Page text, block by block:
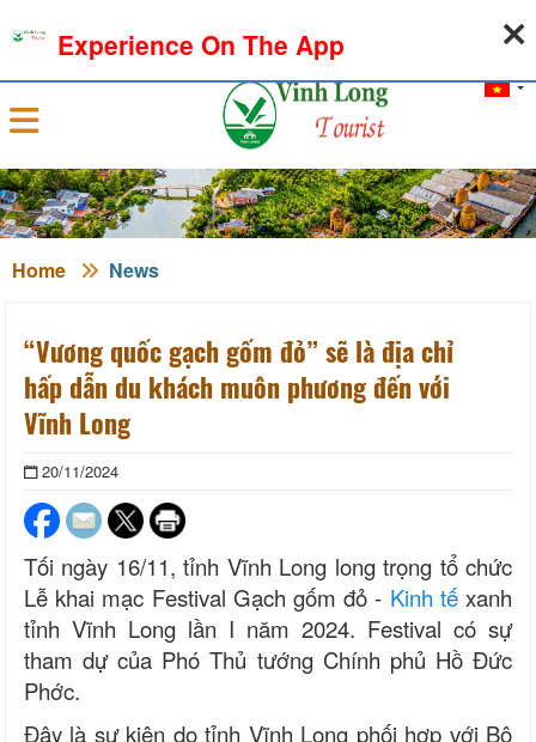
Sign in
Home News
“Vương quốc gạch gốm đỏ” sẽ là địa chỉ
hấp dẫn du khách muôn phương đến với
Vĩnh Long
20/11/2024
Tối ngày 16/11, tỉnh Vĩnh Long long trọng tổ chức
Lễ khai mạc Festival Gạch gốm đỏ - Kinh tếxanh
tỉnh Vĩnh Long lần I năm 2024. Festival có sự
tham dự của Phó Thủ tướng Chính phủ Hồ Đức
Phớc.
Đây là sự kiện do tỉnh Vĩnh Long phối hợp với Bộ
Experience On The App